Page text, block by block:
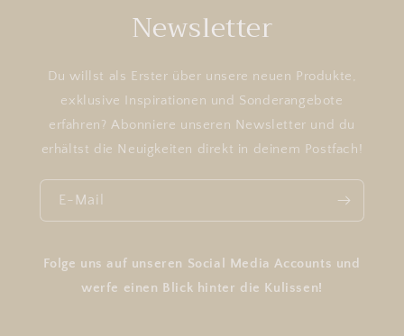
Newsletter
Du willst als Erster über unsere neuen Produkte,
exklusive Inspirationen und Sonderangebote
erfahren? Abonniere unseren Newsletter und du
erhältst die Neuigkeiten direkt in deinem Postfach!
E-Mail
Folge uns auf unseren Social Media Accounts und
werfe einen Blick hinter die Kulissen!